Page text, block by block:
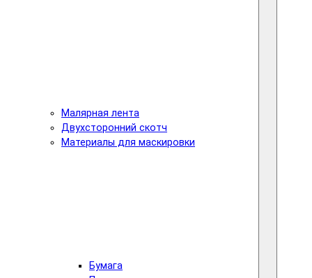
Малярная лента
Двухсторонний скотч
Материалы для маскировки
Бумага